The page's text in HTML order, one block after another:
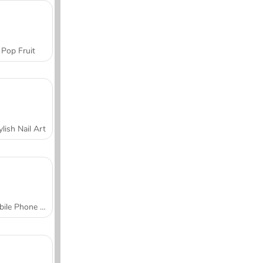
Pop Fruit
Nail Art
Mobile Phone Case Design & DIY